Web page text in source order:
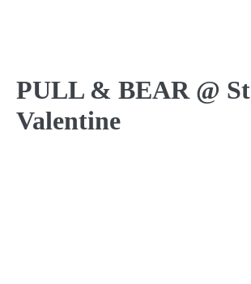
PULL & BEAR @ St
Valentine